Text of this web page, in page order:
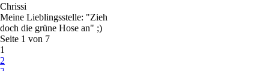
Chrissi
Meine Lieblingsstelle: "Zieh
doch die grüne Hose an" ;)
Seite 1 von 7
1
2